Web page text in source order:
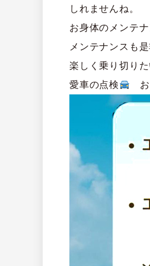
しれませんね。
お身体のメンテ
メンテナンスも
楽しく乗り切り
愛車の点検
お